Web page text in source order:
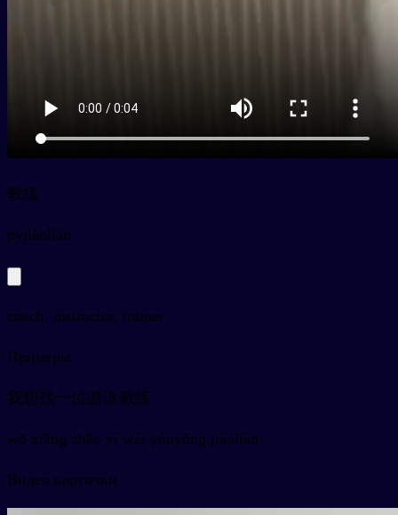
教练
pyjiàoliàn
coach, instructor, trainer
Примеры
我想找一位游泳教练
wǒ xiǎng zhǎo yí wèi yóuyǒng jiàoliàn
Видео карточки